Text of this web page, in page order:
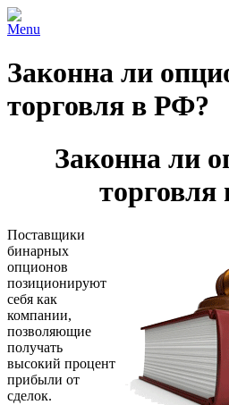
Menu
Законна ли
торговля в РФ?
Законна ли
Поставщики
бинарных
опционов
позиционируют
себя как
компании,
позволяющие
получать
высокий процент
прибыли от
сделок.